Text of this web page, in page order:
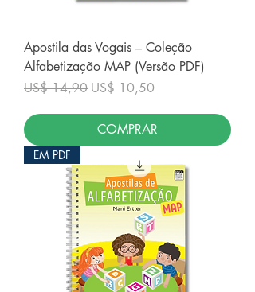
Apostila das Vogais – Coleção
Alfabetização MAP (Versão PDF)
Preço normal
US$ 14,90 Preço promocional
US$ 10,50
COMPRAR
EM PDF